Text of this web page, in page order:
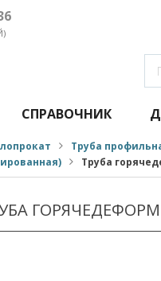
СПРАВОЧНИК
Труба
Труба